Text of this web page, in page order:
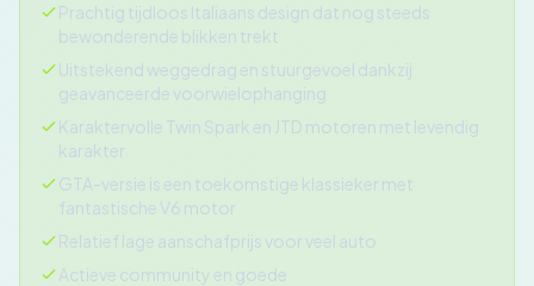
Prachtig tijdloos Italiaans design dat nog steeds
bewonderende blikken trekt
Uitstekend weggedrag en stuurgevoel dankzij
geavanceerde voorwielophanging
Karaktervolle Twin Spark en JTD motoren met levendig
karakter
GTA-versie is een toekomstige klassieker met
fantastische V6 motor
Relatief lage aanschafprijs voor veel auto
Actieve community en goede